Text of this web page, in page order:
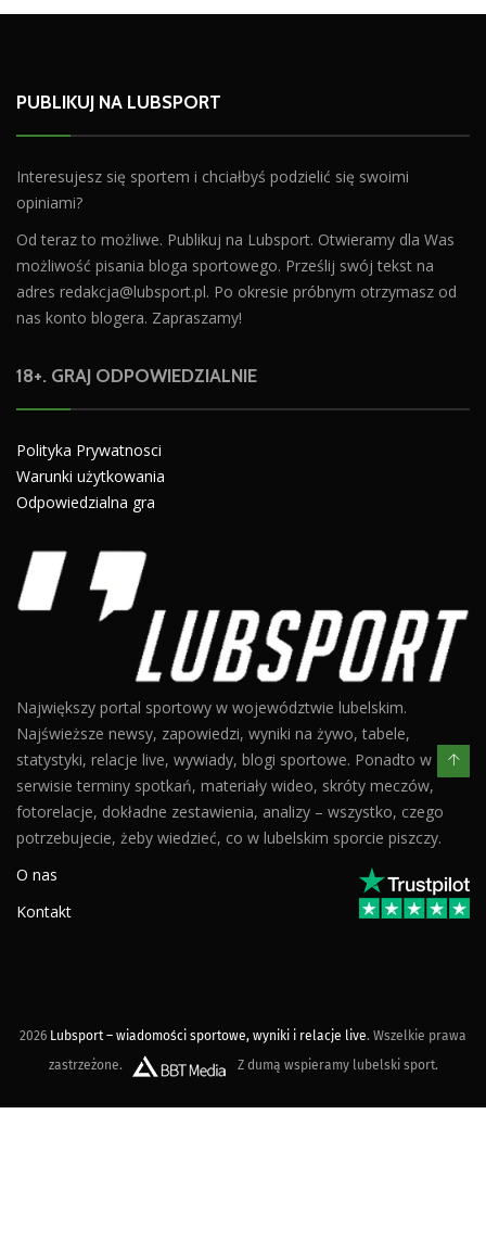
PUBLIKUJ NA LUBSPORT
Interesujesz się sportem i chciałbyś podzielić się swoimi
opiniami?
Od teraz to możliwe. Publikuj na Lubsport. Otwieramy dla Was
możliwość pisania bloga sportowego. Prześlij swój tekst na
adres redakcja@lubsport.pl. Po okresie próbnym otrzymasz od
nas konto blogera. Zapraszamy!
18+. GRAJ ODPOWIEDZIALNIE
Polityka Prywatnosci
Warunki użytkowania
Odpowiedzialna gra
Największy portal sportowy w województwie lubelskim.
Najświeższe newsy, zapowiedzi, wyniki na żywo, tabele,
statystyki, relacje live, wywiady, blogi sportowe. Ponadto w
serwisie terminy spotkań, materiały wideo, skróty meczów,
fotorelacje, dokładne zestawienia, analizy – wszystko, czego
potrzebujecie, żeby wiedzieć, co w lubelskim sporcie piszczy.
O nas
Kontakt
2026 Lubsport – wiadomości sportowe, wyniki i relacje live. Wszelkie prawa
zastrzeżone.
Z dumą wspieramy lubelski sport.